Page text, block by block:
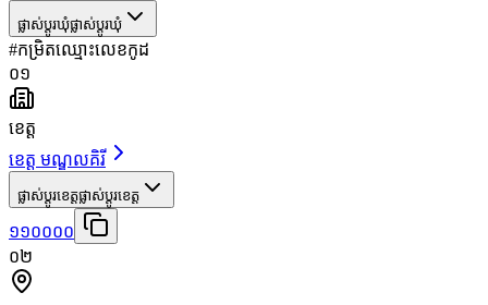
ផ្លាស់ប្តូរឃុំផ្លាស់ប្តូរឃុំ
#កម្រិតឈ្មោះលេខកូដ
០១
ខេត្ត
ខេត្ត មណ្ឌលគិរី
ផ្លាស់ប្តូរខេត្តផ្លាស់ប្តូរខេត្ត
១១០០០០
០២